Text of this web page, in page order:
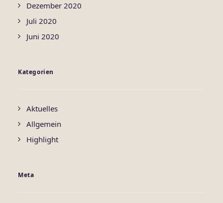
Dezember 2020
Juli 2020
Juni 2020
Kategorien
Aktuelles
Allgemein
Highlight
Meta